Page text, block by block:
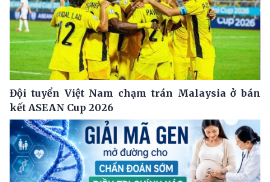
Đội tuyển Việt Nam chạm trán Malaysia ở bán
kết ASEAN Cup 2026